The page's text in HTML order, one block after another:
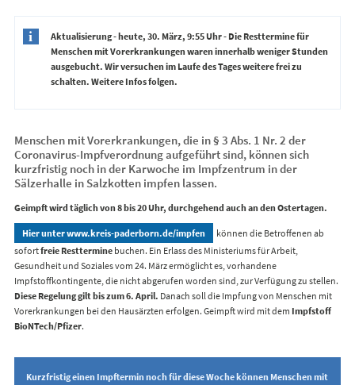
Aktualisierung - heute, 30. März, 9:55 Uhr - Die Resttermine für
Menschen mit Vorerkrankungen waren innerhalb weniger Stunden
ausgebucht. Wir versuchen im Laufe des Tages weitere frei zu
schalten. Weitere Infos folgen.
Menschen mit Vorerkrankungen, die in § 3 Abs. 1 Nr. 2 der
Coronavirus-Impfverordnung aufgeführt sind, können sich
kurzfristig noch in der Karwoche im Impfzentrum in der
Sälzerhalle in Salzkotten impfen lassen.
Geimpft wird täglich von 8 bis 20 Uhr, durchgehend auch an den Ostertagen.
Hier unter www.kreis-paderborn.de/impfen
können die Betroffenen ab
sofortfreie Restterminebuchen. Ein Erlass des Ministeriums für Arbeit,
Gesundheit und Soziales vom 24. März ermöglicht es, vorhandene
Impfstoffkontingente, die nicht abgerufen worden sind, zur Verfügung zu stellen.
Diese Regelung gilt bis zum 6. April. Danach soll die Impfung von Menschen mit
Vorerkrankungen bei den Hausärzten erfolgen. Geimpft wird mit dem Impfstoff
BioNTech/Pfizer.
Kurzfristig einen Impftermin noch für diese Woche können Menschen mit